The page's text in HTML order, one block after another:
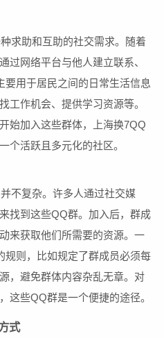
求助和互助的社交需求。随着
过网络平台与他人建立联系、
要用于居民之间的日常生活信息
工作机会、提供学习资源等。
始加入这些群体，上海换7QQ
个活跃且多元化的社区。
不复杂。许多人通过社交媒
找到这些QQ群。加入后，群成
来获取他们所需要的资源。一
规则，比如规定了群成员必须每
，避免群体内容杂乱无章。对
这些QQ群是一个便捷的途径。
式